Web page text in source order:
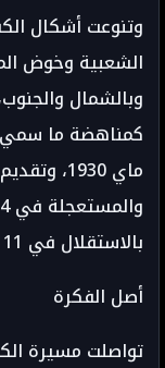
وتنوعت أشكال
الشعبية وخوض
وبالشمال
ماي
بالاستقلال في 11 يناير 1944.
أصل الفكرة
تواصلت مسيرة